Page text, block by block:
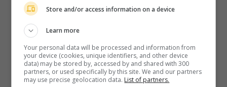
Store and/or access information on a device
Learn more
Your personal data will be processed and information from
your device (cookies, unique identifiers, and other device
data) may be stored by, accessed by and shared with 300
partners, or used specifically by this site. We and our partners
may use precise geolocation data. List of partners.